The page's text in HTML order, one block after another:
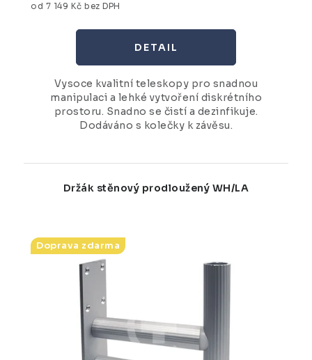
od 7 149 Kč bez DPH
Vysoce kvalitní teleskopy pro snadnou
manipulaci a lehké vytvoření diskrétního
prostoru. Snadno se čistí a dezinfikuje.
Dodáváno s kolečky k závěsu.
Držák stěnový prodloužený WH/LA
Doprava zdarma